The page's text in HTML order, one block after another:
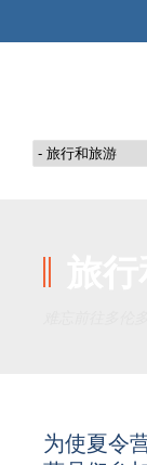
为使夏令